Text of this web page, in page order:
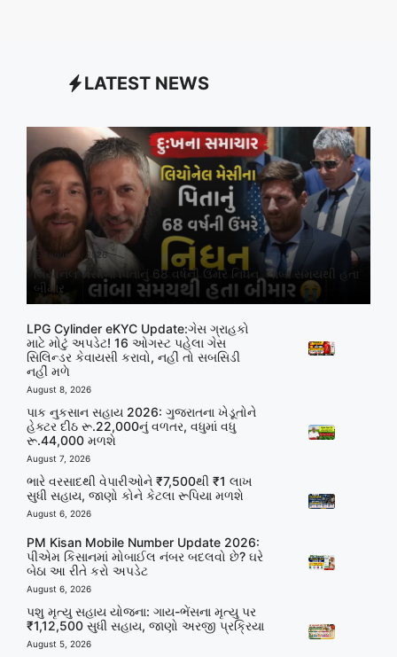
LATEST NEWS
August 8, 2026
લિયોનેલ મેસીના પિતાનું 68 વર્ષની ઉંમરે નિધન, લાંબા સમયથી હતા
બીમાર
LPG Cylinder eKYC Update:ગેસ ગ્રાહકો
માટે મોટું અપડેટ! 16 ઓગસ્ટ પહેલા ગેસ
સિલિન્ડર કેવાયસી કરાવો, નહીં તો સબસિડી
નહીં મળે
August 8, 2026
પાક નુકસાન સહાય 2026: ગુજરાતના ખેડૂતોને
હેક્ટર દીઠ રૂ.22,000નું વળતર, વધુમાં વધુ
રૂ.44,000 મળશે
August 7, 2026
ભારે વરસાદથી વેપારીઓને ₹7,500થી ₹1 લાખ
સુધી સહાય, જાણો કોને કેટલા રૂપિયા મળશે
August 6, 2026
PM Kisan Mobile Number Update 2026:
પીએમ કિસાનમાં મોબાઈલ નંબર બદલવો છે? ઘરે
બેઠા આ રીતે કરો અપડેટ
August 6, 2026
પશુ મૃત્યુ સહાય યોજના: ગાય-ભેંસના મૃત્યુ પર
₹1,12,500 સુધી સહાય, જાણો અરજી પ્રક્રિયા
August 5, 2026